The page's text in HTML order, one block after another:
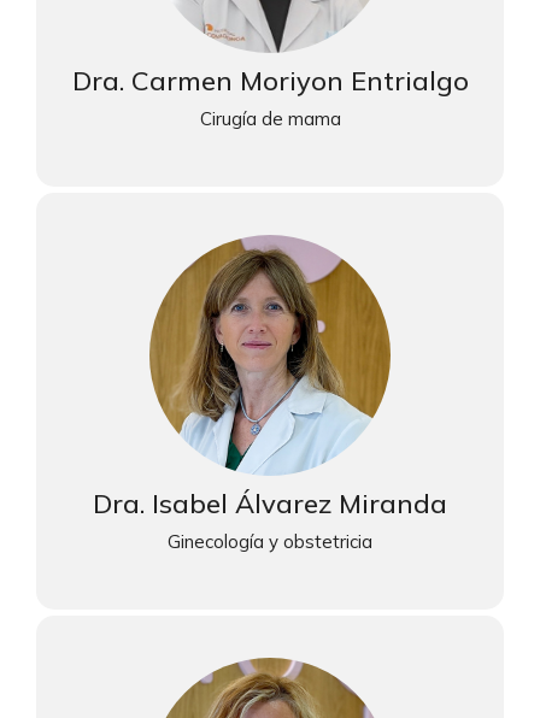
Dra. Carmen Moriyon Entrialgo
Cirugía de mama
Dra. Isabel Álvarez Miranda
Ginecología y obstetricia